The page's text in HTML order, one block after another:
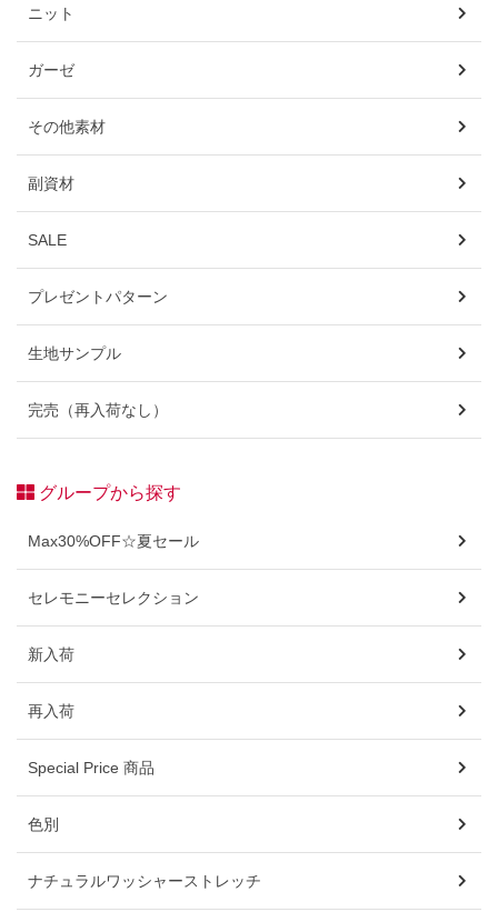
ニット
ガーゼ
その他素材
副資材
SALE
プレゼントパターン
生地サンプル
完売（再入荷なし）
グループから探す
Max30%OFF☆夏セール
セレモニーセレクション
新入荷
再入荷
Special Price 商品
色別
ナチュラルワッシャーストレッチ